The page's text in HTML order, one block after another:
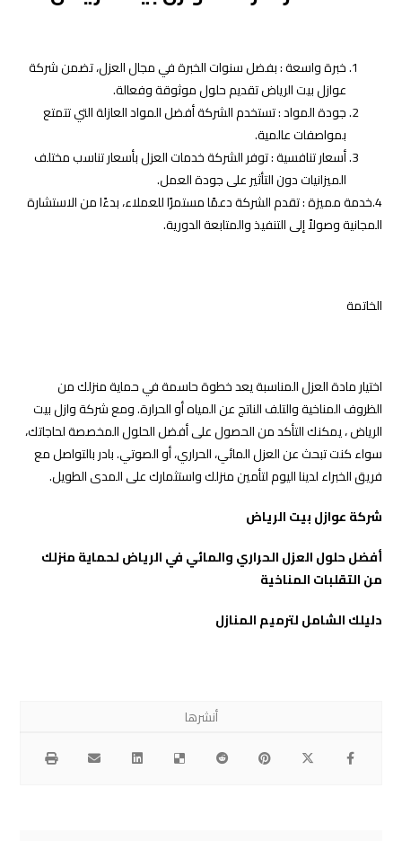
خبرة واسعة : بفضل سنوات الخبرة في مجال العزل، تضمن شركة
عوازل بيت الرياض تقديم حلول موثوقة وفعالة.
جودة المواد : تستخدم الشركة أفضل المواد العازلة التي تتمتع
بمواصفات عالمية.
أسعار تنافسية : توفر الشركة خدمات العزل بأسعار تناسب مختلف
الميزانيات دون التأثير على جودة العمل.
4.خدمة مميزة : تقدم الشركة دعمًا مستمرًا للعملاء، بدءًا من الاستشارة
المجانية وصولاً إلى التنفيذ والمتابعة الدورية.
الخاتمة
اختيار مادة العزل المناسبة يعد خطوة حاسمة في حماية منزلك من
الظروف المناخية والتلف الناتج عن المياه أو الحرارة. ومع شركة وازل بيت
الرياض ، يمكنك التأكد من الحصول على أفضل الحلول المخصصة لحاجاتك،
سواء كنت تبحث عن العزل المائي، الحراري، أو الصوتي. بادر بالتواصل مع
فريق الخبراء لدينا اليوم لتأمين منزلك واستثمارك على المدى الطويل.
شركة عوازل بيت الرياض
أفضل حلول العزل الحراري والمائي في الرياض لحماية منزلك
من التقلبات المناخية
دليلك الشامل لترميم المنازل